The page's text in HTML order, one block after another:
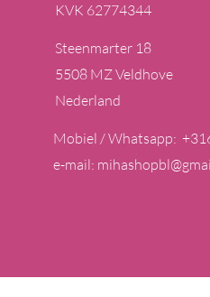
KVK 62774344
Steenmarter 18
5508 MZ Veldhove
Nederland
Mobiel / Whatsapp:
e-mail: